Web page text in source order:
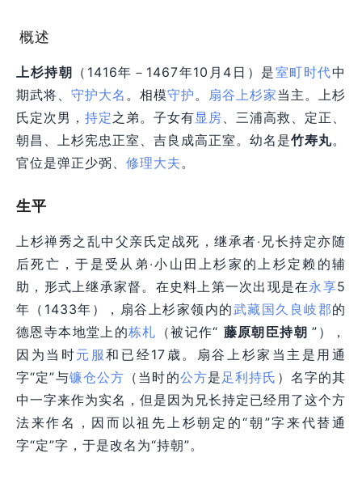
概述
上杉持朝 （1416年－1467年10月4日）是室町时代中
期武将、 守护大名 。相模守护。 扇谷上杉家当主。上杉
氏定次男， 持定之弟。子女有显房、三浦高救、定正、
朝昌、上杉宪忠正室、吉良成高正室。幼名是竹寿丸。
官位是弹正少弼、 修理大夫。
生平
上杉禅秀之乱中父亲氏定战死，继承者‧兄长持定亦随
后死亡，于是受从弟‧小山田上杉家的上杉定赖的辅
助，形式上继承家督。在史料上第一次出现是在永享5
年（1433年），扇谷上杉家领内的武藏国久良岐郡的
德恩寺本地堂上的栋札 （被记作“ 藤原朝臣持朝”），
因为当时元服和已经17歳。扇谷上杉家当主是用通
字“定”与镰仓公方 （当时的公方是足利持氏 ）名字的其
中一字来作为实名，但是因为兄长持定已经用了这个方
法来作名，因而以祖先上杉朝定的“朝”字来代替通
字“定”字，于是改名为“持朝”。